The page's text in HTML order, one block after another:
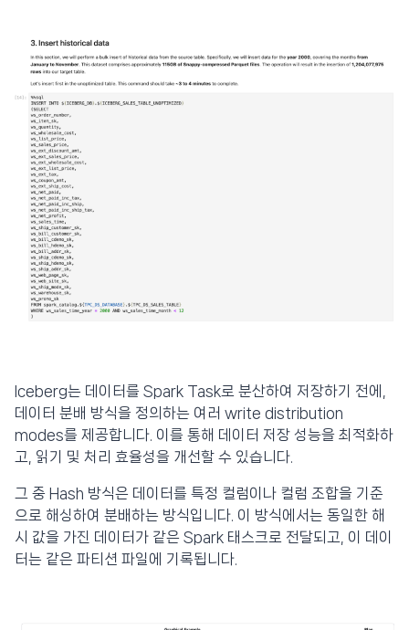
Iceberg는 데이터를 Spark Task로 분산하여 저장하기 전에,
데이터 분배 방식을 정의하는 여러 write distribution
modes를 제공합니다. 이를 통해 데이터 저장 성능을 최적화하
고, 읽기 및 처리 효율성을 개선할 수 있습니다.
그 중 Hash 방식은 데이터를 특정 컬럼이나 컬럼 조합을 기준
으로 해싱하여 분배하는 방식입니다. 이 방식에서는 동일한 해
시 값을 가진 데이터가 같은 Spark 태스크로 전달되고, 이 데이
터는 같은 파티션 파일에 기록됩니다.